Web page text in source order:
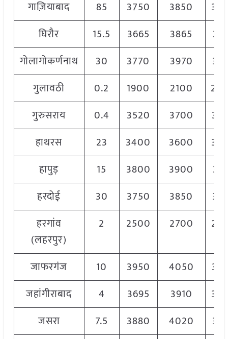
गाज़ियाबाद 85 3750 3850
घिरौर
15.5 3665 3865
गोलागोकर्णनाथ
30 3770 3970
गुलावठी
0.2 1900 2100
गुरुसराय
0.4 3520 3700
हाथरस
23 3400 3600
हापुड़
15 3800 3900
हरदोई
30 3750 3850
हरगांव
(लहरपुर)
2 2500 2700
जाफरगंज 10 3950 4050
जहांगीराबाद
4 3695 3910
जसरा
7.5 3880 4020